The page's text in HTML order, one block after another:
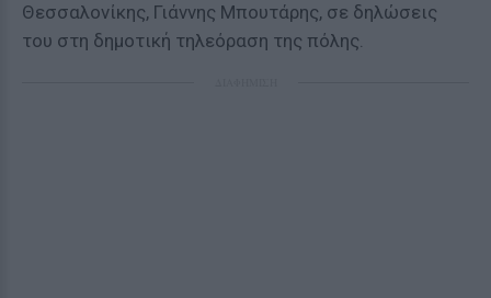
Θεσσαλονίκης, Γιάννης Μπουτάρης, σε δηλώσεις
του στη δημοτική τηλεόραση της πόλης.